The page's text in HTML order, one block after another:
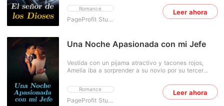
Romance
PageProfit Studio
convirtió en un hombre talentoso y poderoso. A
partir de entonces, dinero, belleza y poder, todo lo
tiene en sus manos.
Leer ahora
Una Noche Apasionada con mi Jefe
Romance
PageProfit Studio
Vestida con un pijama atractivo y tacones rojos,
Amelia iba a sorprender a su novio por su tercer
novio besándose con otra chica sin ropa en la cama.
Amelia irrumpió furiosa, sólo para que su novio se
burlara de ella diciéndole que no podía satisfacerle
Leer ahora